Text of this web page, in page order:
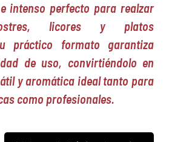
intenso perfecto para realzar
licores y platos
práctico formato garantiza
de uso, convirtiéndolo en
y aromática ideal tanto para
como profesionales.